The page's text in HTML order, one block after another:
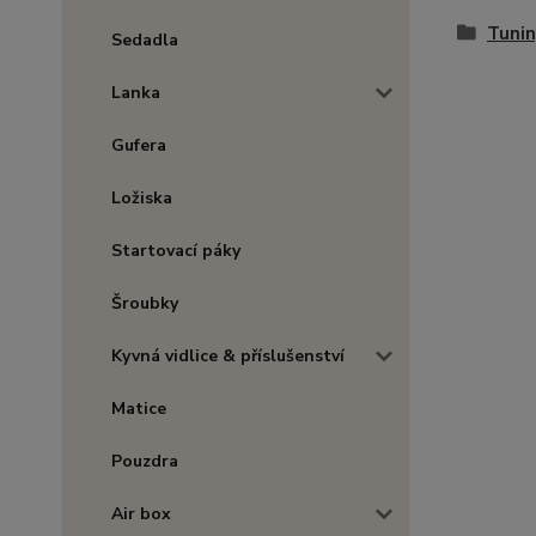
Sedadla
Lanka
Gufera
Ložiska
Startovací páky
Šroubky
Kyvná vidlice & příslušenství
Matice
Pouzdra
Air box